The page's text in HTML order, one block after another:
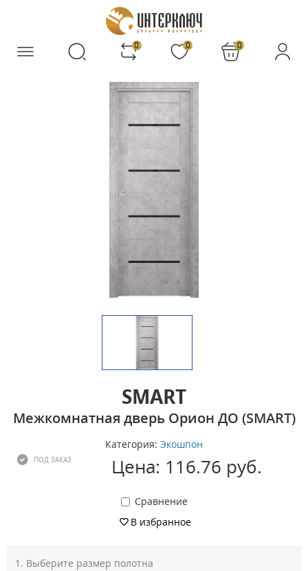
0 0 0
SMART
Межкомнатная дверь Орион ДО (SMART)
Категория: Экошпон
ПОД ЗАКАЗ Цена: 116.76 руб.
Сравнение
В избранное
Выберите размер полотна